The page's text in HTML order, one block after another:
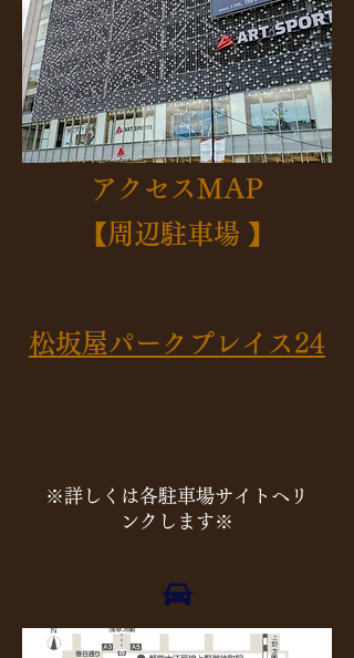
アクセスMAP
【周辺駐車場 】
松坂屋パークプレイス24
※詳しくは​各駐車場サイトへリ
ンクします※